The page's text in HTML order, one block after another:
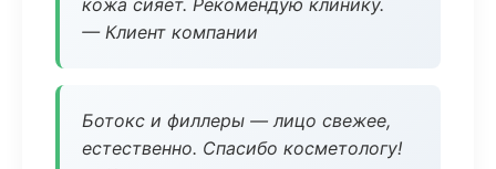
кожа сияет. Рекомендую клинику.
— Клиент компании
Ботокс и филлеры — лицо свежее,
естественно. Спасибо косметологу!